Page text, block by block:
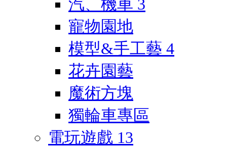
汽、機車 3
寵物園地
模型&手工藝 4
花卉園藝
魔術方塊
獨輪車專區
電玩遊戲 13